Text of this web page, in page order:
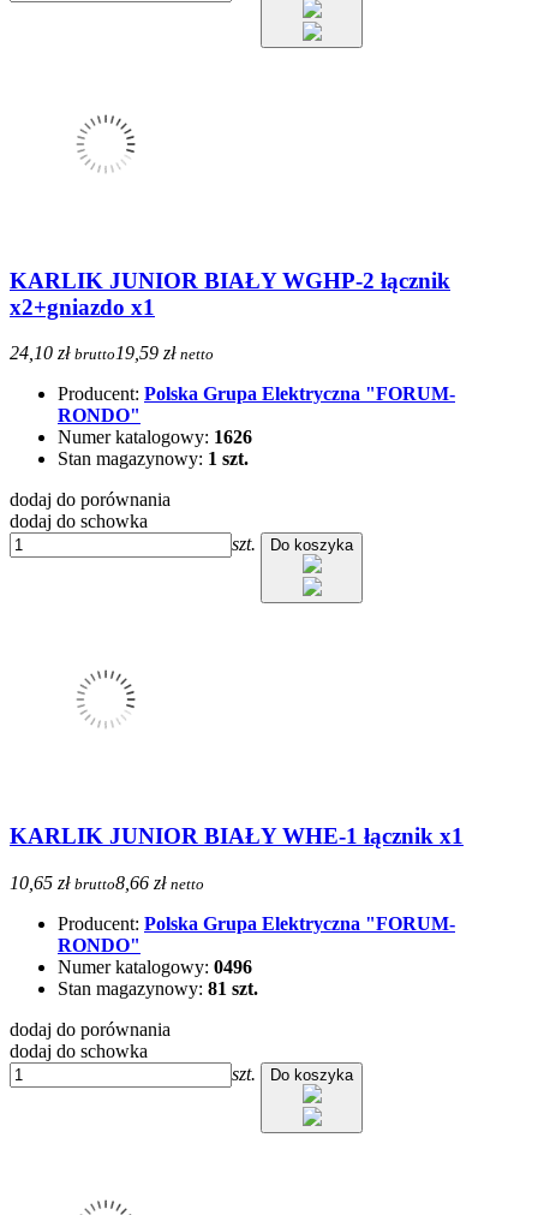
KARLIK JUNIOR BIAŁY WGHP-2 łącznik
x2+gniazdo x1
24,10 zł brutto 19,59 zł netto
Producent: Polska Grupa Elektryczna "FORUM-
RONDO"
Numer katalogowy: 1626
Stan magazynowy: 1 szt.
dodaj do porównania
dodaj do schowka
szt.
Do koszyka
KARLIK JUNIOR BIAŁY WHE-1 łącznik x1
10,65 zł brutto8,66 zł netto
Producent: Polska Grupa Elektryczna "FORUM-
RONDO"
Numer katalogowy: 0496
Stan magazynowy: 81 szt.
dodaj do porównania
dodaj do schowka
szt.
Do koszyka